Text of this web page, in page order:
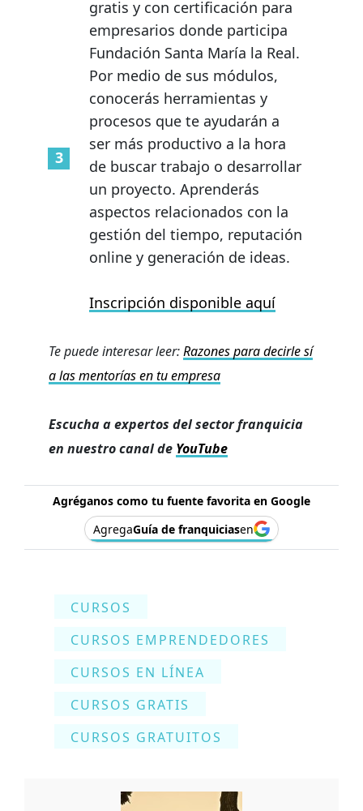
gratis y con certificación para
empresarios donde participa
Fundación Santa María la Real.
Por medio de sus módulos,
conocerás herramientas y
procesos que te ayudarán a
ser más productivo a la hora
de buscar trabajo o desarrollar
un proyecto. Aprenderás
aspectos relacionados con la
gestión del tiempo, reputación
online y generación de ideas.
Inscripción disponible aquí
Te puede interesar leer:Razones para decirle sí
a las mentorías en tu empresa
Escucha a expertos del sector franquicia
en nuestro canal de YouTube
Agréganos como tu fuente favorita en Google
AgregaGuía de franquiciasen
CURSOS
CURSOS EMPRENDEDORES
CURSOS EN LÍNEA
CURSOS GRATIS
CURSOS GRATUITOS